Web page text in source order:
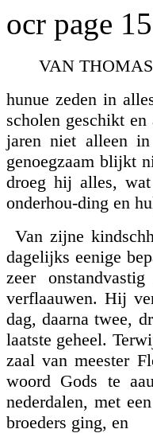
ocr page 15
VAN
hunue zeden in
scholen geschikt
jaren niet alleen
genoegzaam blijkt
droeg hij alles,
onderhou-ding en
Van zijne
dagelijks eenige
zeer
verflaauwen. Hij
dag, daarna twee,
laatste geheel.
zaal van meester
woord Gods te
nederdalen, met
broeders ging, en